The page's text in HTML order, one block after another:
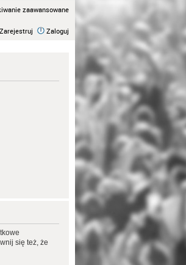
zaawansowane
Zarejestruj Zaloguj
się też, że